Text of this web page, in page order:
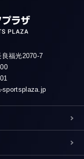
福光2070-7
sportsplaza.jp